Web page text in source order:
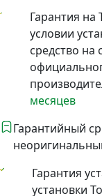
Гарантия на
условии
средство на
месяцев
Гарантийный
Гарантия
установки